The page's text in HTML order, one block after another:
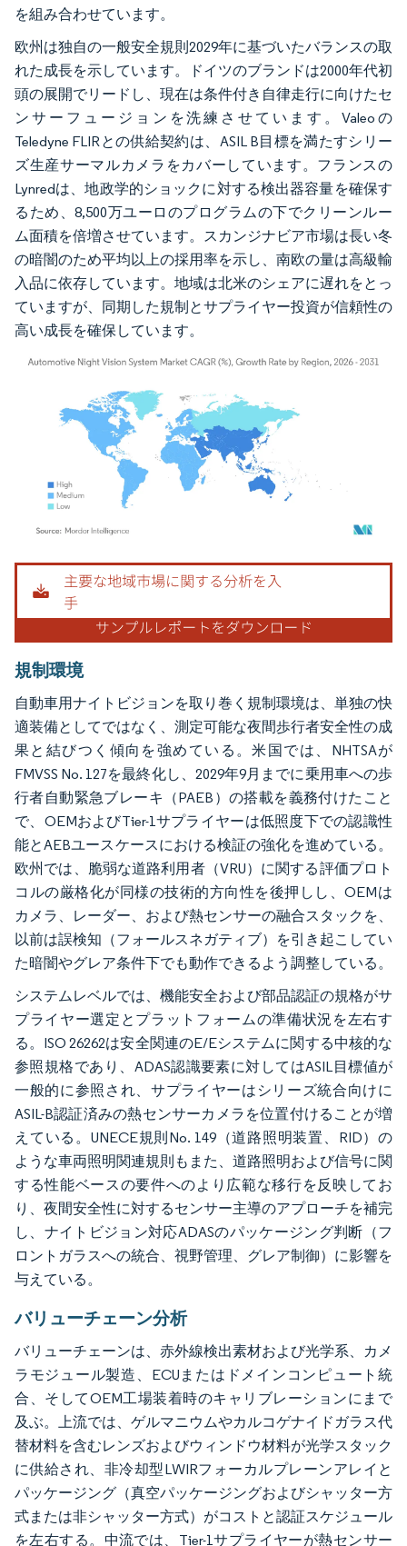
を組み合わせています。
欧州は独自の一般安全規則2029年に基づいたバランスの取
れた成長を示しています。ドイツのブランドは2000年代初
頭の展開でリードし、現在は条件付き自律走行に向けたセ
ンサーフュージョンを洗練させています。Valeoの
Teledyne FLIRとの供給契約は、ASIL B目標を満たすシリー
ズ生産サーマルカメラをカバーしています。フランスの
Lynredは、地政学的ショックに対する検出器容量を確保す
るため、8,500万ユーロのプログラムの下でクリーンルー
ム面積を倍増させています。スカンジナビア市場は長い冬
の暗闇のため平均以上の採用率を示し、南欧の量は高級輸
入品に依存しています。地域は北米のシェアに遅れをとっ
ていますが、同期した規制とサプライヤー投資が信頼性の
高い成長を確保しています。
画像 © Mordor Intelligence。再利用にはCC BY 4.0の表示が必要です。
規制環境
自動車用ナイトビジョンを取り巻く規制環境は、単独の快
適装備としてではなく、測定可能な夜間歩行者安全性の成
果と結びつく傾向を強めている。米国では、NHTSAが
FMVSS No. 127を最終化し、2029年9月までに乗用車への歩
行者自動緊急ブレーキ（PAEB）の搭載を義務付けたこと
で、OEMおよびTier-1サプライヤーは低照度下での認識性
能とAEBユースケースにおける検証の強化を進めている。
欧州では、脆弱な道路利用者（VRU）に関する評価プロト
コルの厳格化が同様の技術的方向性を後押しし、OEMは
カメラ、レーダー、および熱センサーの融合スタックを、
以前は誤検知（フォールスネガティブ）を引き起こしてい
た暗闇やグレア条件下でも動作できるよう調整している。
システムレベルでは、機能安全および部品認証の規格がサ
プライヤー選定とプラットフォームの準備状況を左右す
る。ISO 26262は安全関連のE/Eシステムに関する中核的な
参照規格であり、ADAS認識要素に対してはASIL目標値が
一般的に参照され、サプライヤーはシリーズ統合向けに
ASIL-B認証済みの熱センサーカメラを位置付けることが増
えている。UNECE規則No. 149（道路照明装置、RID）の
ような車両照明関連規則もまた、道路照明および信号に関
する性能ベースの要件へのより広範な移行を反映してお
り、夜間安全性に対するセンサー主導のアプローチを補完
し、ナイトビジョン対応ADASのパッケージング判断（フ
ロントガラスへの統合、視野管理、グレア制御）に影響を
与えている。
バリューチェーン分析
バリューチェーンは、赤外線検出素材および光学系、カメ
ラモジュール製造、ECUまたはドメインコンピュート統
合、そしてOEM工場装着時のキャリブレーションにまで
及ぶ。上流では、ゲルマニウムやカルコゲナイドガラス代
替材料を含むレンズおよびウィンドウ材料が光学スタック
に供給され、非冷却型LWIRフォーカルプレーンアレイと
パッケージング（真空パッケージングおよびシャッター方
式または非シャッター方式）がコストと認証スケジュール
を左右する。中流では、Tier-1サプライヤーが熱センサー